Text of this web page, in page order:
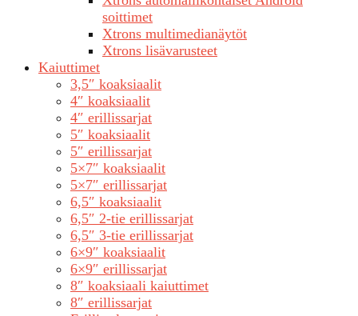
soittimet
Xtrons multimedianäytöt
Xtrons lisävarusteet
Kaiuttimet
3,5″ koaksiaalit
4″ koaksiaalit
4″ erillissarjat
5″ koaksiaalit
5″ erillissarjat
5×7″ koaksiaalit
5×7″ erillissarjat
6,5″ koaksiaalit
6,5″ 2-tie erillissarjat
6,5″ 3-tie erillissarjat
6×9″ koaksiaalit
6×9″ erillissarjat
8″ koaksiaali kaiuttimet
8″ erillissarjat